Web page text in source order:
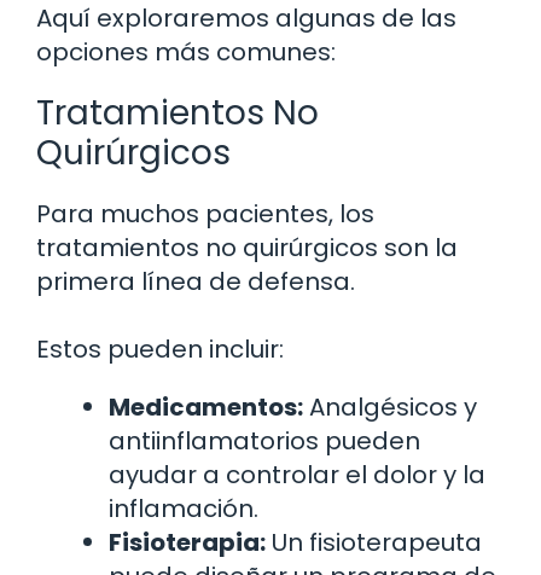
Aquí exploraremos algunas de las
opciones más comunes:
Tratamientos No
Quirúrgicos
Para muchos pacientes, los
tratamientos no quirúrgicos son la
primera línea de defensa.
Estos pueden incluir:
Medicamentos:Analgésicos y
antiinflamatorios pueden
ayudar a controlar el dolor y la
inflamación.
Fisioterapia: Un fisioterapeuta